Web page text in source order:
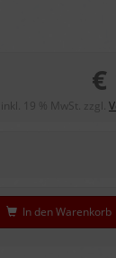
€
inkl. 19 % MwSt. zzgl.
In den Warenkorb